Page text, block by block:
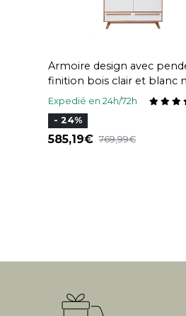
Armoire design avec
finition bois clair et blanc
L120 cm HELIA
Expedié en 24h/72h
- 24%
585,19 769,99